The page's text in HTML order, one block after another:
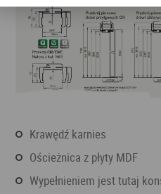
krawędź karnies
ościeżnica z płyty MDF
wypełnieniem jest tutaj